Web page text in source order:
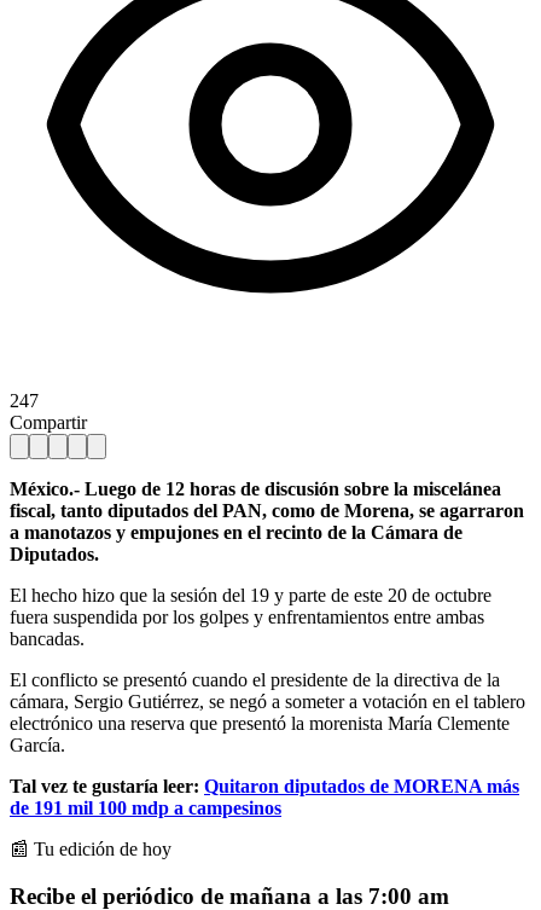
247
Compartir
México.- Luego de 12 horas de discusión sobre la miscelánea
fiscal, tanto diputados del PAN, como de Morena, se agarraron
a manotazos y empujones en el recinto de la Cámara de
Diputados.
El hecho hizo que la sesión del 19 y parte de este 20 de octubre
fuera suspendida por los golpes y enfrentamientos entre ambas
bancadas.
El conflicto se presentó cuando el presidente de la directiva de la
cámara, Sergio Gutiérrez, se negó a someter a votación en el tablero
electrónico una reserva que presentó la morenista María Clemente
García.
Tal vez te gustaría leer: Quitaron diputados de MORENA más
de 191 mil 100 mdp a campesinos
📰 Tu edición de hoy
Recibe el periódico de mañana a las 7:00 am